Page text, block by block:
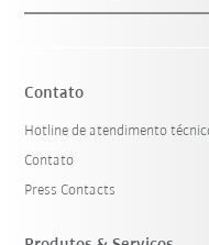
Contato
Hotline de atendimento
Contato
Press Contacts